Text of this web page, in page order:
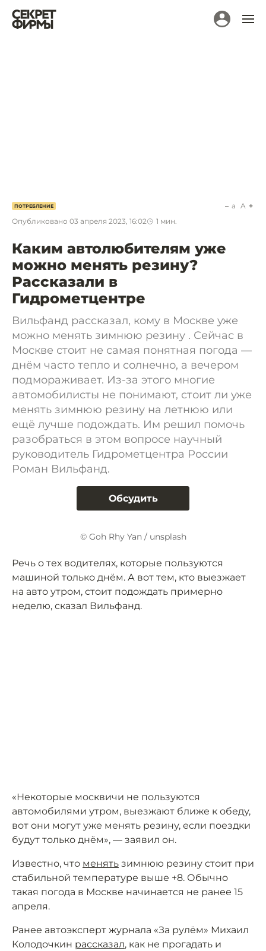
ПОТРЕБЛЕНИЕ
Опубликовано 03 апреля 2023, 16:02 1 мин.
a A
Каким автолюбителям уже
можно менять резину?
Рассказали в
Гидрометцентре
Вильфанд рассказал, кому в Москве уже
можно менять зимнюю резину . Сейчас в
Москве стоит не самая понятная погода —
днём часто тепло и солнечно, а вечером
подмораживает. Из-за этого многие
автомобилисты не понимают, стоит ли уже
менять зимнюю резину на летнюю или
ещё лучше подождать. Им решил помочь
разобраться в этом вопросе научный
руководитель Гидрометцентра России
Роман Вильфанд.
Обсудить
© Goh Rhy Yan / unsplash
Речь о тех водителях, которые пользуются
машиной только днём. А вот тем, кто выезжает
на авто утром, стоит подождать примерно
неделю, сказал Вильфанд.
«Некоторые москвичи не пользуются
автомобилями утром, выезжают ближе к обеду,
вот они могут уже менять резину, если поездки
будут только днём», — заявил он.
Известно, что менять зимнюю резину стоит при
стабильной температуре выше +8. Обычно
такая погода в Москве начинается не ранее 15
апреля.
Ранее автоэксперт журнала «За рулём» Михаил
Колодочкин рассказал, как не прогадать и